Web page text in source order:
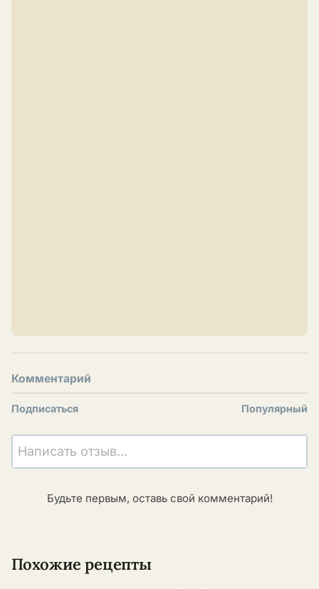
Комментарий
Подписаться Популярный
Написать отзыв...
Будьте первым, оставь свой комментарий!
Похожие рецепты